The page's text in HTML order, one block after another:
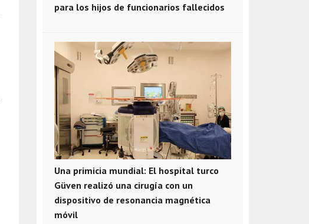
para los hijos de funcionarios fallecidos
Una primicia mundial: El hospital turco
Güven realizó una cirugía con un
dispositivo de resonancia magnética
móvil